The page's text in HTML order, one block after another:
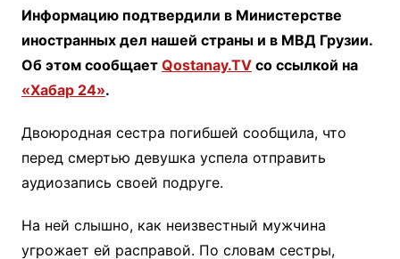
Информацию подтвердили в Министерстве
иностранных дел нашей страны и в МВД Грузии.
Об этом сообщает Qostanay.TVсо ссылкой на
«Хабар 24».
Двоюродная сестра погибшей сообщила, что
перед смертью девушка успела отправить
аудиозапись своей подруге.
На ней слышно, как неизвестный мужчина
угрожает ей расправой. По словам сестры,